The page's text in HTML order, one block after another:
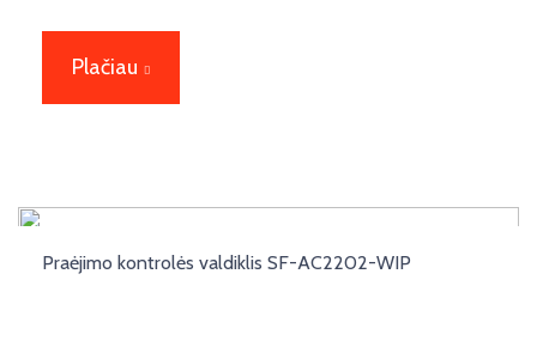
Plačiau
Praėjimo kontrolės valdiklis SF-AC2202-WIP